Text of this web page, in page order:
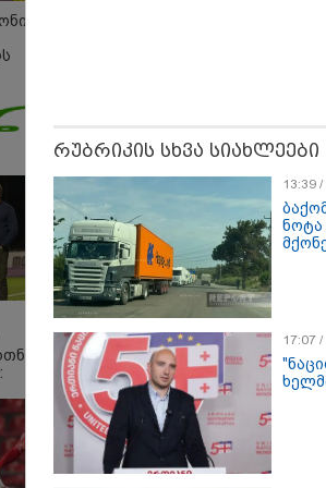
23:40
ით
რუბრიკის სხვა სიახლეები
13:39
ნოტა
17:07